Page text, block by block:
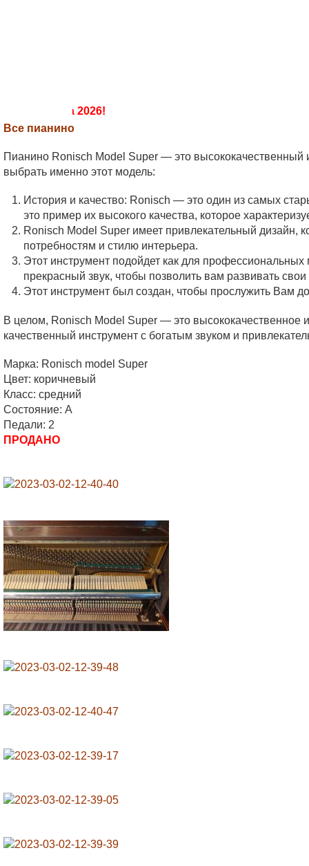
15 августа 2026!
Все пианино
Пианино Ronisch Model Super — это высококачественный
выбрать именно этот модель:
История и качество: Ronisch — это один из самых
это пример их высокого качества, которое
Ronisch Model Super имеет привлекательный дизайн,
потребностям и стилю интерьера.
Этот инструмент подойдет как для
прекрасный звук, чтобы позволить вам развивать
Этот инструмент был создан, чтобы прослужить Вам
В целом, Ronisch Model Super — это высококачественное
качественный инструмент с богатым звуком и
Марка: Ronisch model Super
Цвет: коричневый
Класс: средний
Состояние: A
Педали: 2
ПРОДАНО